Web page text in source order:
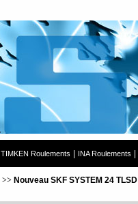
TIMKEN Roulements INA Roulements
>> Nouveau SKF SYSTEM 24 TLSD